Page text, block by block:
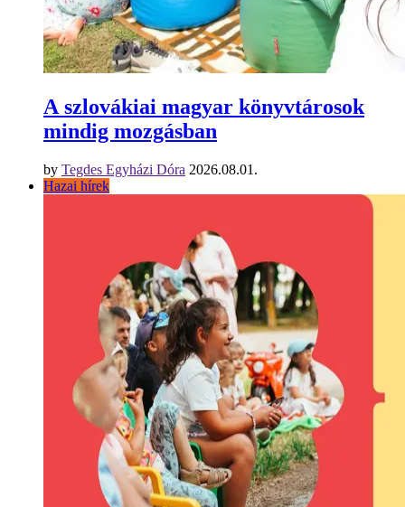
A szlovákiai magyar könyvtárosok
mindig mozgásban
by Tegdes Egyházi Dóra 2026.08.01.
Hazai hírek